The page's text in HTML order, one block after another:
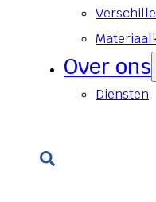
Over ons
Diensten